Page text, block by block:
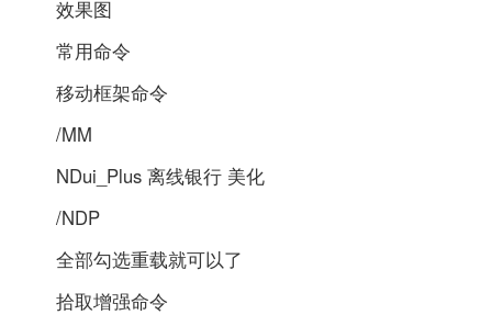
效果图
常用命令
移动框架命令
/MM
NDui_Plus 离线银行 美化
/NDP
全部勾选重载就可以了
拾取增强命令